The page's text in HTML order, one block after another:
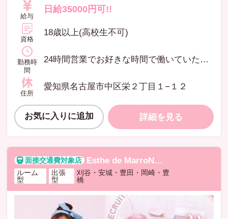
給与
日給35000円可!!
資格
18歳以上(高校生不可)
勤務時
間
24時間営業でお好きな時間で働いていただけます! シフトも自分で好きな日にち、時間で決められますので、 OLさん学生さん主婦の方など、幅広く在籍しております。 週一、月一回の出勤の女性も見えれます☆
住所
愛知県名古屋市中区栄２丁目１−１２
お気に入りに追加 詳細を見る
Esthe de MarroN エステデマロン
ルーム
型
出張
型
刈谷・安城・豊田・岡崎・豊
橋